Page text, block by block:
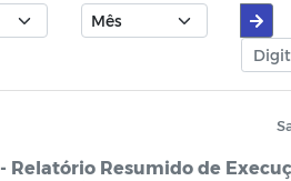
- Relatório Resumido de